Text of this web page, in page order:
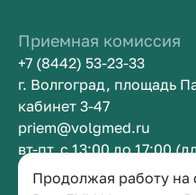
Продолжая работу
Приемная комиссия
+7 (8442) 53-23-33
г. Волгоград, площадь
кабинет 3-47
priem@volgmed.ru
вт-пт, с 13:00 до 17:00